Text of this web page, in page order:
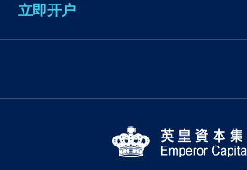
立即开户